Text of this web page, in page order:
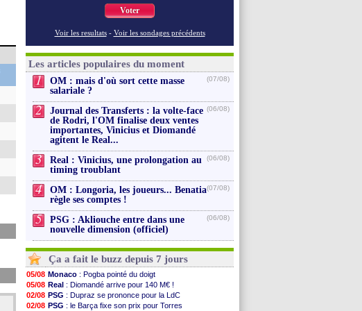
Voter
Voir les resultats - Voir les sondages précédents
Les articles populaires du moment
1
OM : mais d'où sort cette masse
salariale ?
(07/08)
2
Journal des Transferts : la volte-face
de Rodri, l'OM finalise deux ventes
importantes, Vinicius et Diomandé
agitent le Real...
(06/08)
3
Real : Vinicius, une prolongation au
timing troublant
(06/08)
4
OM : Longoria, les joueurs... Benatia
règle ses comptes !
(07/08)
5
PSG : Akliouche entre dans une
nouvelle dimension (officiel)
(06/08)
Ça a fait le buzz depuis 7 jours
05/08 Monaco : Pogba pointé du doigt
05/08 Real : Diomandé arrive pour 140 M€ !
02/08 PSG : Dupraz se prononce pour la LdC
02/08 PSG : le Barça fixe son prix pour Torres